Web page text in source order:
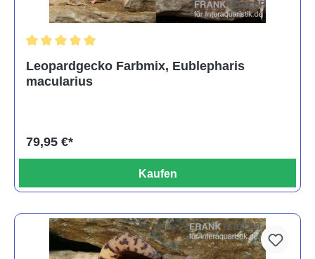
Leopardgecko Farbmix, Eublepharis
macularius
79,95 €*
Kaufen